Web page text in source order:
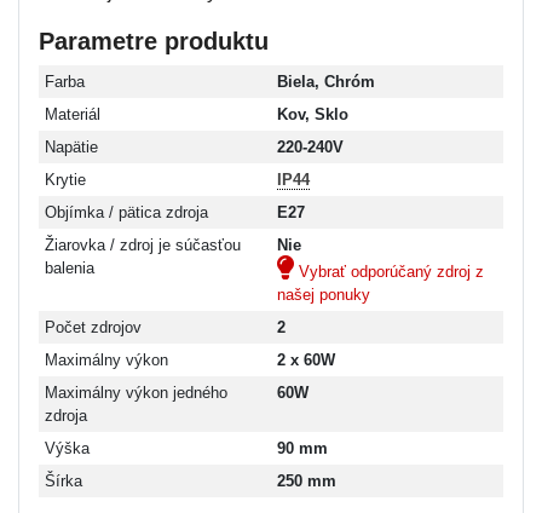
Parametre produktu
Farba
Biela, Chróm
Materiál
Kov, Sklo
Napätie
220-240V
Krytie
IP44
Objímka / pätica zdroja
E27
Žiarovka / zdroj je súčasťou
balenia
Nie
Vybrať odporúčaný zdroj z
našej ponuky
Počet zdrojov
2
Maximálny výkon
2 x 60W
Maximálny výkon jedného
zdroja
60W
Výška
90 mm
Šírka
250 mm